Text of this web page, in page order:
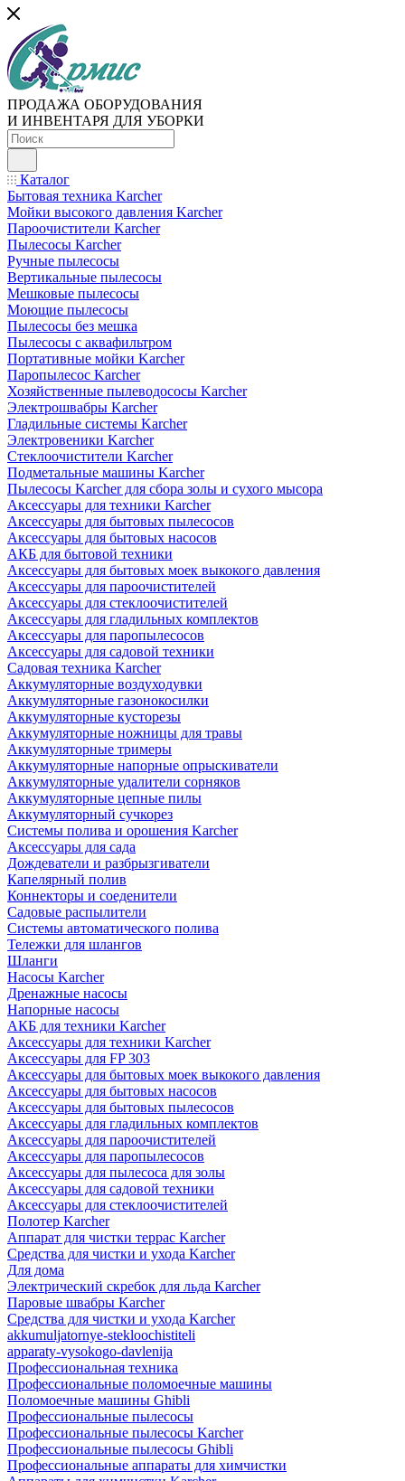
ПРОДАЖА ОБОРУДОВАНИЯ
И ИНВЕНТАРЯ ДЛЯ УБОРКИ
Каталог
Бытовая техника Karcher
Мойки высокого давления Karcher
Пароочистители Karcher
Пылесосы Karcher
Ручные пылесосы
Вертикальные пылесосы
Мешковые пылесосы
Моющие пылесосы
Пылесосы без мешка
Пылесосы с аквафильтром
Портативные мойки Karcher
Паропылесос Karcher
Хозяйственные пылеводососы Karcher
Электрошвабры Karcher
Гладильные системы Karcher
Электровеники Karcher
Стеклоочистители Karcher
Подметальные машины Karcher
Пылесосы Karcher для сбора золы и сухого мысора
Аксессуары для техники Karcher
Аксессуары для бытовых пылесосов
Аксессуары для бытовых насосов
АКБ для бытовой техники
Аксессуары для бытовых моек выкокого давления
Аксессуары для пароочистителей
Аксессуары для стеклоочистителей
Аксессуары для гладильных комплектов
Аксессуары для паропылесосов
Аксессуары для садовой техники
Садовая техника Karcher
Аккумуляторные воздуходувки
Аккумуляторные газонокосилки
Аккумуляторные кусторезы
Аккумуляторные ножницы для травы
Аккумуляторные тримеры
Аккумуляторные напорные опрыскиватели
Аккумуляторные удалители сорняков
Аккумуляторные цепные пилы
Аккумуляторный сучкорез
Системы полива и орошения Karcher
Аксессуары для сада
Дождеватели и разбрызгиватели
Капелярный полив
Коннекторы и соеденители
Садовые распылители
Системы автоматического полива
Тележки для шлангов
Шланги
Насосы Karcher
Дренажные насосы
Напорные насосы
АКБ для техники Karcher
Аксессуары для техники Karcher
Аксессуары для FP 303
Аксессуары для бытовых моек выкокого давления
Аксессуары для бытовых насосов
Аксессуары для бытовых пылесосов
Аксессуары для гладильных комплектов
Аксессуары для пароочистителей
Аксессуары для паропылесосов
Аксессуары для пылесоса для золы
Аксессуары для садовой техники
Аксессуары для стеклоочистителей
Полотер Karcher
Аппарат для чистки террас Karcher
Средства для чистки и ухода Karcher
Для дома
Электрический скребок для льда Karcher
Паровые швабры Karcher
Средства для чистки и ухода Karcher
akkumuljatornye-stekloochistiteli
apparaty-vysokogo-davlenija
Профессиональная техника
Профессиональные поломоечные машины
Поломоечные машины Ghibli
Профессиональные пылесосы
Профессиональные пылесосы Karcher
Профессиональные пылесосы Ghibli
Профессиональные аппараты для химчистки